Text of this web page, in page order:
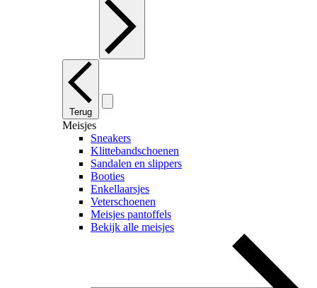
Terug
Meisjes
Sneakers
Klittebandschoenen
Sandalen en slippers
Booties
Enkellaarsjes
Veterschoenen
Meisjes pantoffels
Bekijk alle meisjes